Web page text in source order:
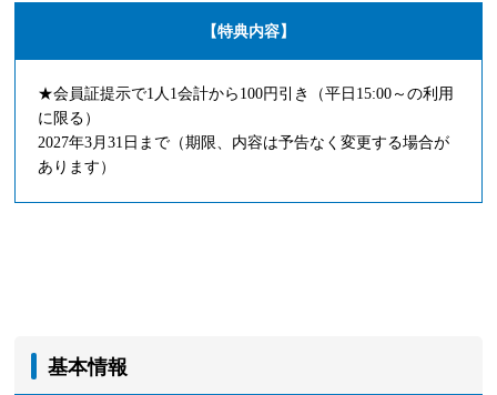
【特典内容】
★会員証提示で1人1会計から100円引き（平日15:00～の利用
に限る）
2027年3月31日まで（期限、内容は予告なく変更する場合が
あります）
基本情報